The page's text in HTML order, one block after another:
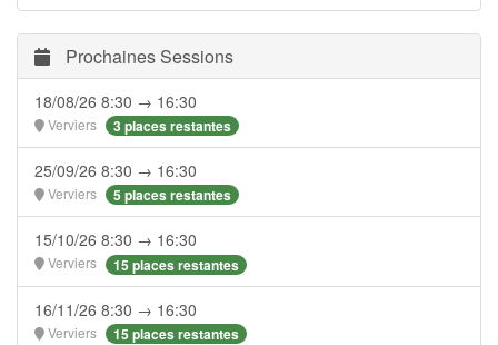
Prochaines Sessions
18/08/26 8:30 → 16:30
Verviers 3 places restantes
25/09/26 8:30 → 16:30
Verviers 5 places restantes
15/10/26 8:30 → 16:30
Verviers 15 places restantes
16/11/26 8:30 → 16:30
Verviers 15 places restantes